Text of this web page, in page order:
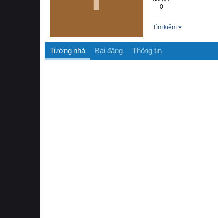
0
Tìm kiếm
Tường nhà Bài đăng Thông tin